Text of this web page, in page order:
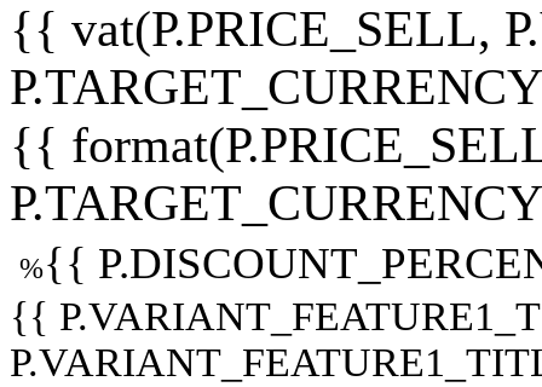
{{ vat(P.PRICE_SELL,
{{
%{{
{{